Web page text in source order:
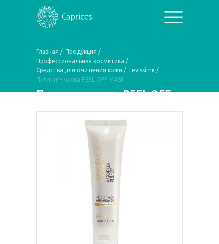
Главная / Продукция /
Профессиональная косметика /
Средства для очищения кожи / Levissime /
Пиллинг- маска PEEL OFF MASK
Пиллинг- маска PEEL OFF